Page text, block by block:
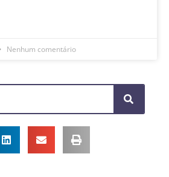
Nenhum comentário